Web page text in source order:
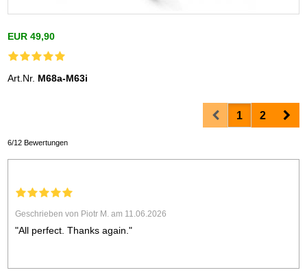
EUR 49,90
Art.Nr. M68a-M63i
Prev1 2
6/12 Bewertungen
Geschrieben von Piotr M. am 11.06.2026
"All perfect. Thanks again."